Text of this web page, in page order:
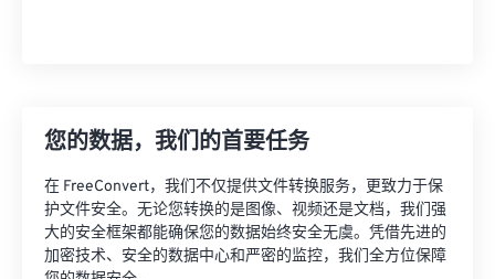
您的数据，我们的首要任务
在 FreeConvert，我们不仅提供文件转换服务，更致力于保
护文件安全。无论您转换的是图像、视频还是文档，我们强
大的安全框架都能确保您的数据始终安全无虞。凭借先进的
加密技术、安全的数据中心和严密的监控，我们全方位保障